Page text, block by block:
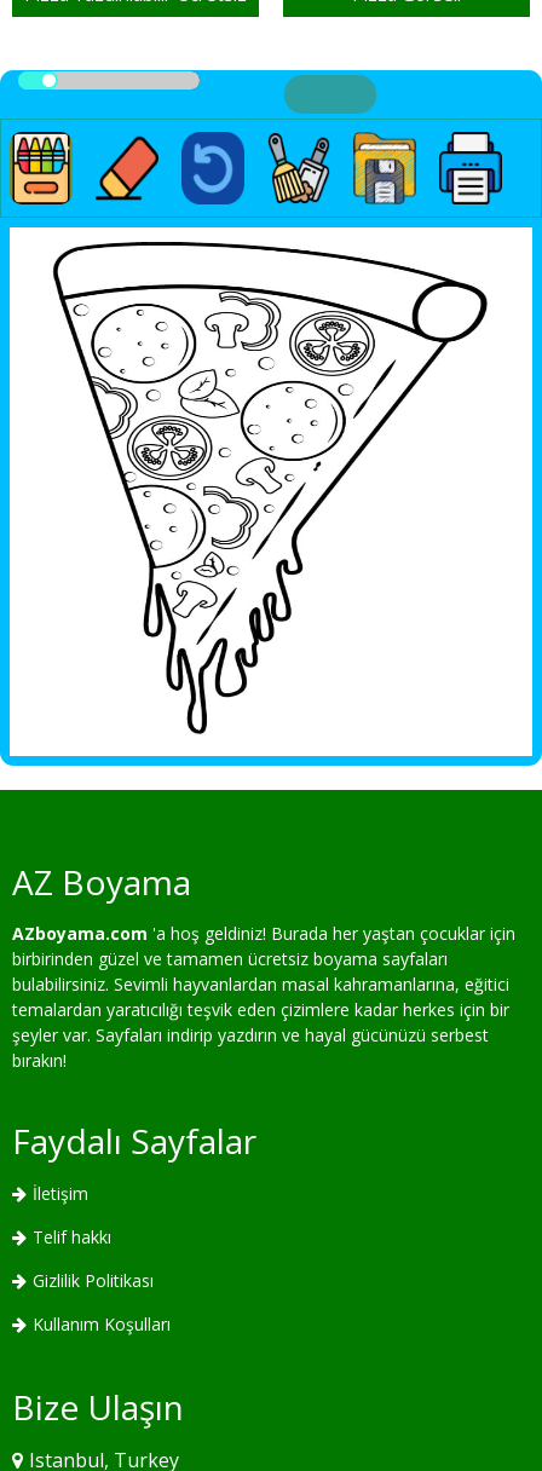
AZ Boyama
AZboyama.com 'a hoş geldiniz! Burada her yaştan çocuklar için
birbirinden güzel ve tamamen ücretsiz boyama sayfaları
bulabilirsiniz. Sevimli hayvanlardan masal kahramanlarına, eğitici
temalardan yaratıcılığı teşvik eden çizimlere kadar herkes için bir
şeyler var. Sayfaları indirip yazdırın ve hayal gücünüzü serbest
bırakın!
Faydalı Sayfalar
İletişim
Telif hakkı
Gizlilik Politikası
Kullanım Koşulları
Bize Ulaşın
Istanbul, Turkey